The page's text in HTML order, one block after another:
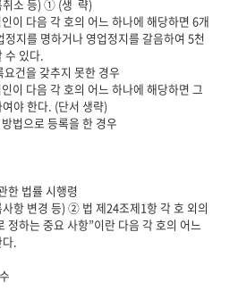
취소 등) ① (생  략)
지를 명하거나 영업정지를 갈음하여 5천
수 있다.
야 한다. (단서 생략)
항 변경 등) ② 법 제24조제1항 각 호 외의
정하는 중요 사항”이란 다음 각 호의 어느
.